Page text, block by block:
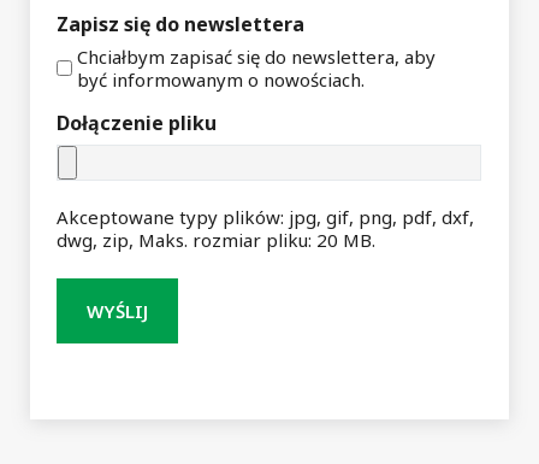
Zapisz się do newslettera
Chciałbym zapisać się do newslettera, aby
być informowanym o nowościach.
Dołączenie pliku
Akceptowane typy plików: jpg, gif, png, pdf, dxf,
dwg, zip, Maks. rozmiar pliku: 20 MB.